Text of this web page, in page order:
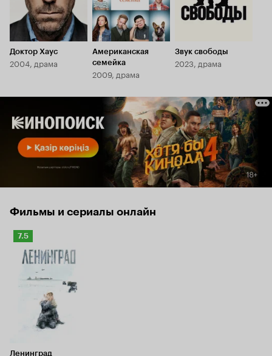
Доктор Хаус
2004, драма
Американская
семейка
2009, драма
Звук свободы
2023, драма
Фильмы и сериалы онлайн
Рейтинг
Кинопоиска
7.5
7.5
Ленинград